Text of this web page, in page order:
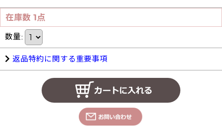
在庫数 1点
数量:
返品特約に関する重要事項